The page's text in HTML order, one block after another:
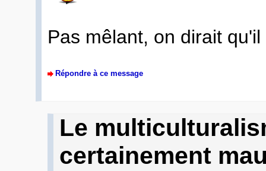
Pas mêlant, on dirait
Répondre à ce message
Le
certainement